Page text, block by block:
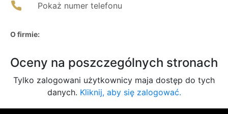
Pokaż numer telefonu
O firmie:
Oceny na poszczególnych stronach
Tylko zalogowani użytkownicy maja dostęp do tych
danych. Kliknij, aby się zalogować.